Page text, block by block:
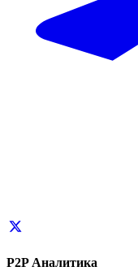
P2P Аналитика